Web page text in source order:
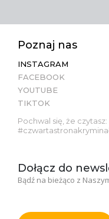
Poznaj nas
INSTAGRAM
FACEBOOK
YOUTUBE
TIKTOK
Pochwal się, że
Dołącz do
Bądź na bieżąco z